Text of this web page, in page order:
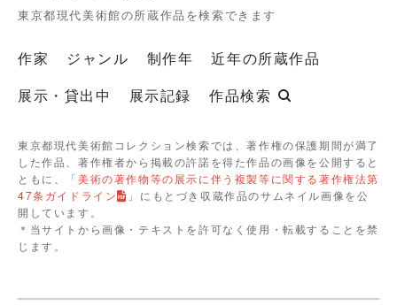
東京都現代美術館の所蔵作品を検索できます
作家 ジャンル 制作年
近年の所蔵作品
展示・貸出中
展示記録 作品検索
東京都現代美術館コレクション検索では、著作権の保護期間が満了
した作品、著作権者から掲載の許諾を得た作品の画像を公開すると
ともに、「美術の著作物等の展示に伴う複製等に関する著作権法第
47条ガイドライン
」にもとづき収蔵作品のサムネイル画像を公
開しています。
＊当サイトから画像・テキストを許可なく使用・転載することを禁
じます。